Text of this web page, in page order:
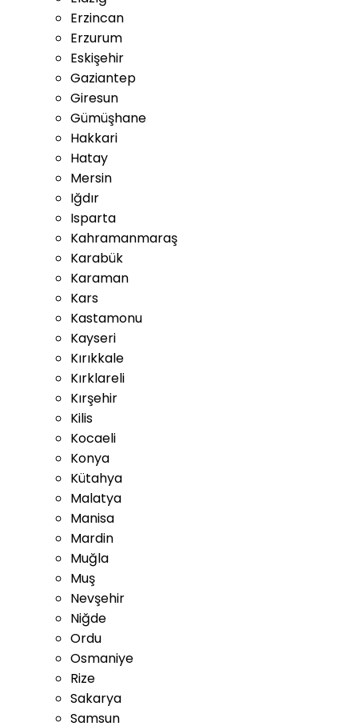
Erzincan
Erzurum
Eskişehir
Gaziantep
Giresun
Gümüşhane
Hakkari
Hatay
Mersin
Iğdır
Isparta
Kahramanmaraş
Karabük
Karaman
Kars
Kastamonu
Kayseri
Kırıkkale
Kırklareli
Kırşehir
Kilis
Kocaeli
Konya
Kütahya
Malatya
Manisa
Mardin
Muğla
Muş
Nevşehir
Niğde
Ordu
Osmaniye
Rize
Sakarya
Samsun